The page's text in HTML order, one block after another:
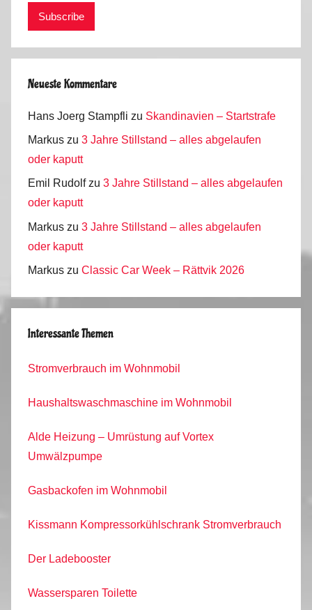
Neueste Kommentare
Hans Joerg Stampfli zu Skandinavien – Startstrafe
Markus zu 3 Jahre Stillstand – alles abgelaufen
oder kaputt
Emil Rudolfzu 3 Jahre Stillstand – alles abgelaufen
oder kaputt
Markus zu 3 Jahre Stillstand – alles abgelaufen
oder kaputt
Markus zu Classic Car Week – Rättvik 2026
Interessante Themen
Stromverbrauch im Wohnmobil
Haushaltswaschmaschine im Wohnmobil
Alde Heizung – Umrüstung auf Vortex
Umwälzpumpe
Gasbackofen im Wohnmobil
Kissmann Kompressorkühlschrank Stromverbrauch
Der Ladebooster
Wassersparen Toilette